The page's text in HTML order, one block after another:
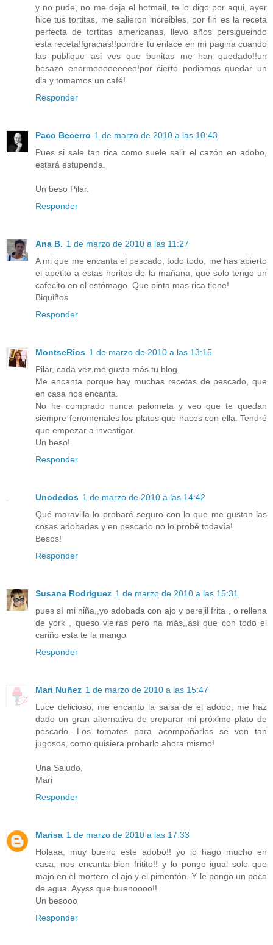
y no pude, no me deja el hotmail, te lo digo por aqui, ayer
hice tus tortitas, me salieron increibles, por fin es la receta
perfecta de tortitas americanas, llevo años persigueindo
esta receta!!gracias!!pondre tu enlace en mi pagina cuando
las publique asi ves que bonitas me han quedado!!un
besazo enormeeeeeeeee!por cierto podiamos quedar un
dia y tomamos un café!
Responder
Paco Becerro 1 de marzo de 2010 a las 10:43
Pues si sale tan rica como suele salir el cazón en adobo,
estará estupenda.
Un beso Pilar.
Responder
Ana B. 1 de marzo de 2010 a las 11:27
A mi que me encanta el pescado, todo todo, me has abierto
el apetito a estas horitas de la mañana, que solo tengo un
cafecito en el estómago. Que pinta mas rica tiene!
Biquiños
Responder
MontseRios 1 de marzo de 2010 a las 13:15
Pilar, cada vez me gusta más tu blog.
Me encanta porque hay muchas recetas de pescado, que
en casa nos encanta.
No he comprado nunca palometa y veo que te quedan
siempre fenomenales los platos que haces con ella. Tendré
que empezar a investigar.
Un beso!
Responder
Unodedos 1 de marzo de 2010 a las 14:42
Qué maravilla lo probaré seguro con lo que me gustan las
cosas adobadas y en pescado no lo probé todavía!
Besos!
Responder
Susana Rodríguez 1 de marzo de 2010 a las 15:31
pues sí mi niña,,yo adobada con ajo y perejil frita , o rellena
de york , queso vieiras pero na más,,así que con todo el
cariño esta te la mango
Responder
Mari Nuñez 1 de marzo de 2010 a las 15:47
Luce delicioso, me encanto la salsa de el adobo, me haz
dado un gran alternativa de preparar mi próximo plato de
pescado. Los tomates para acompañarlos se ven tan
jugosos, como quisiera probarlo ahora mismo!
Una Saludo,
Mari
Responder
Marisa 1 de marzo de 2010 a las 17:33
Holaaa, muy bueno este adobo!! yo lo hago mucho en
casa, nos encanta bien fritito!! y lo pongo igual solo que
majo en el mortero el ajo y el pimentón. Y le pongo un poco
de agua. Ayyss que buenoooo!!
Un besooo
Responder